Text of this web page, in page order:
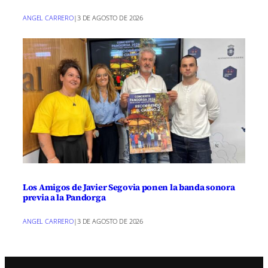
ANGEL CARRERO|3 DE AGOSTO DE 2026
Los Amigos de Javier Segovia ponen la banda sonora
previa a la Pandorga
ANGEL CARRERO|3 DE AGOSTO DE 2026